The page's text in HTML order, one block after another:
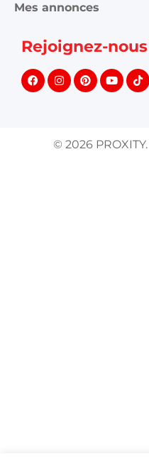
Mes annonces
Rejoignez-
© 2026